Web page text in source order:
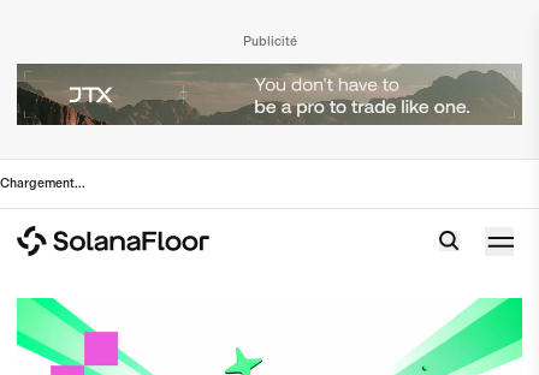
Publicité
Chargement...